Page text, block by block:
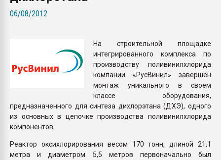
ПЕРЕЙТИ НА
06/08/2012
На строительной площадке
интегрированного комплекса по
производству поливинилхлорида
компании «РусВинил» завершен
монтаж уникального в своем
классе оборудования,
предназначенного для синтеза дихлорэтана (ДХЭ), одного
из основных в цепочке производства поливинилхлорида
компонентов.
Реактор оксихлорирования весом 170 тонн, длиной 21,1
метра и диаметром 5,5 метров первоначально был